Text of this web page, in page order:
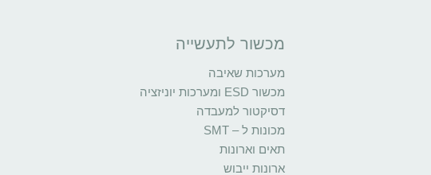
מכשור לתעשייה
מערכות שאיבה
מכשור ESD ומערכות יוניזציה
דסיקטור למעבדה
מכונות ל – SMT
תאים וארונות
ארונות ייבוש